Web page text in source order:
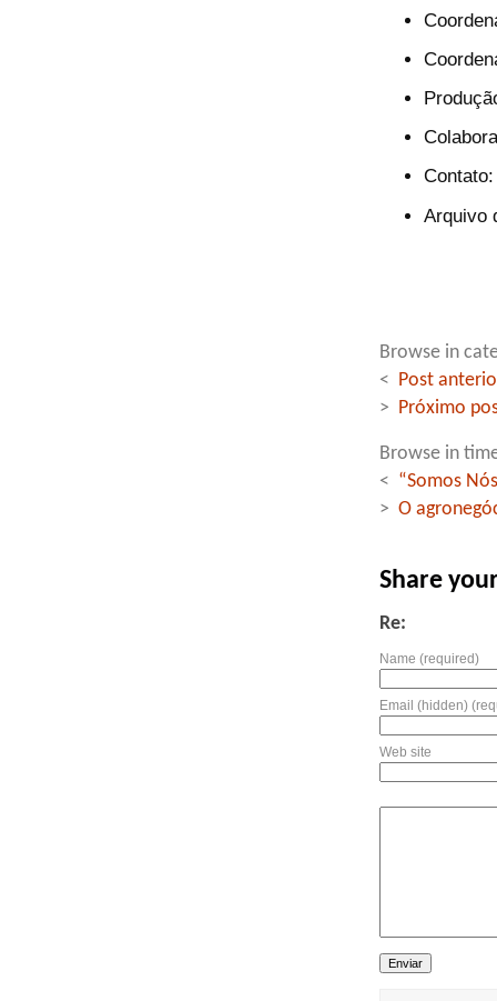
Contato:
Arquivo
Browse in
<
Post
>
Próximo
Browse in
< “Somos
> O
Share
Re:
Name (required)
Email (hidden)
Web site